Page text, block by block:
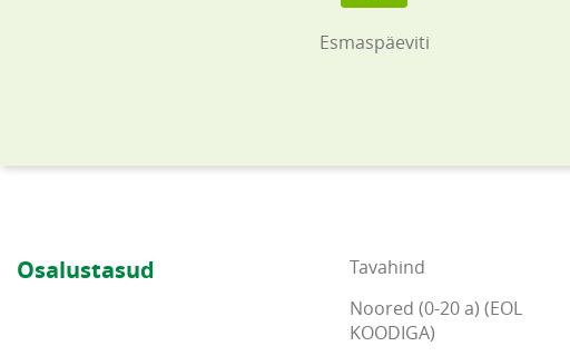
Esmaspäeviti
Osalustasud Tavahind
Noored (0-20 a) (EOL
KOODIGA)